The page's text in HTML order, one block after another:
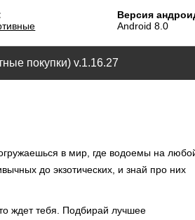
Версия
Android 8.0
покупки) v.1.16.27
в мир, где водоемы на
до экзотических, и знай про них
ждет тебя. Подбирай лучшее